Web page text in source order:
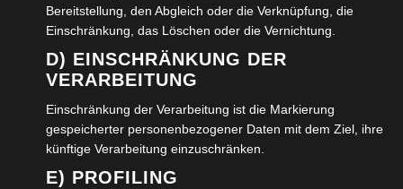
UNCATEGORIZED
ABGELEGT UNTER:WOLFENBÜTTEL
6. DEZEMBER 2023
CHRISTIANA FULDE
Bereitstellung, den Abgleich oder die Verknüpfung, die
Einschränkung, das Löschen oder die Vernichtung.
D) EINSCHRÄNKUNG DER
VERARBEITUNG
Einschränkung der Verarbeitung ist die Markierung
gespeicherter personenbezogener Daten mit dem Ziel, ihre
künftige Verarbeitung einzuschränken.
E) PROFILING